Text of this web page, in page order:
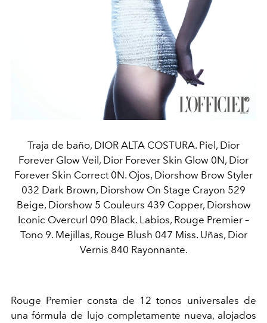
Traja de baño, DIOR ALTA COSTURA. Piel, Dior
Forever Glow Veil, Dior Forever Skin Glow 0N, Dior
Forever Skin Correct 0N. Ojos, Diorshow Brow Styler
032 Dark Brown, Diorshow On Stage Crayon 529
Beige, Diorshow 5 Couleurs 439 Copper, Diorshow
Iconic Overcurl 090 Black. Labios, Rouge Premier –
Tono 9. Mejillas, Rouge Blush 047 Miss. Uñas, Dior
Vernis 840 Rayonnante.
Rouge Premier consta de 12 tonos universales de
una fórmula de lujo completamente nueva, alojados